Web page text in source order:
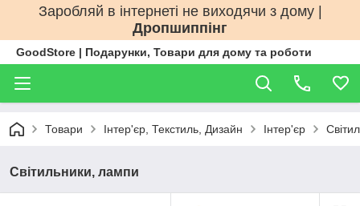
Заробляй в інтернеті не виходячи з дому |
Дропшиппінг
GoodStore | Подарунки, Товари для дому та роботи
Товари Інтер'єр, Текстиль, Дизайн Інтер'єр
Світильники, лампи